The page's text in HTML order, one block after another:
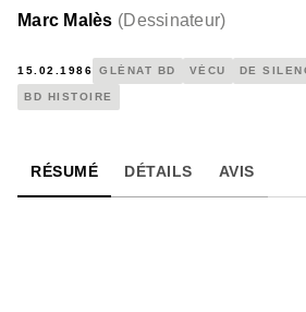
Marc Malès (Dessinateur)
15.02.1986 GLÉNAT BD VÉCU DE
BD HISTOIRE
RÉSUMÉ DÉTAILS AVIS